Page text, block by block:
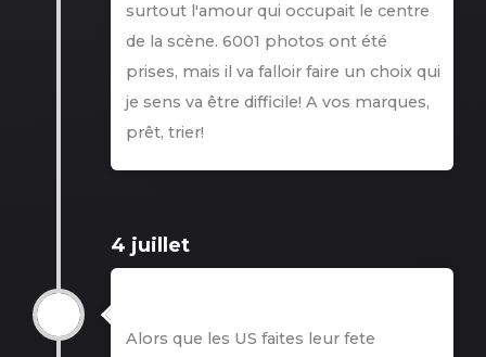
surtout l'amour qui occupait le centre
de la scène. 6001 photos ont été
prises, mais il va falloir faire un choix qui
je sens va être difficile! A vos marques,
prêt, trier!
4 juillet
Alors que les US faites leur fete